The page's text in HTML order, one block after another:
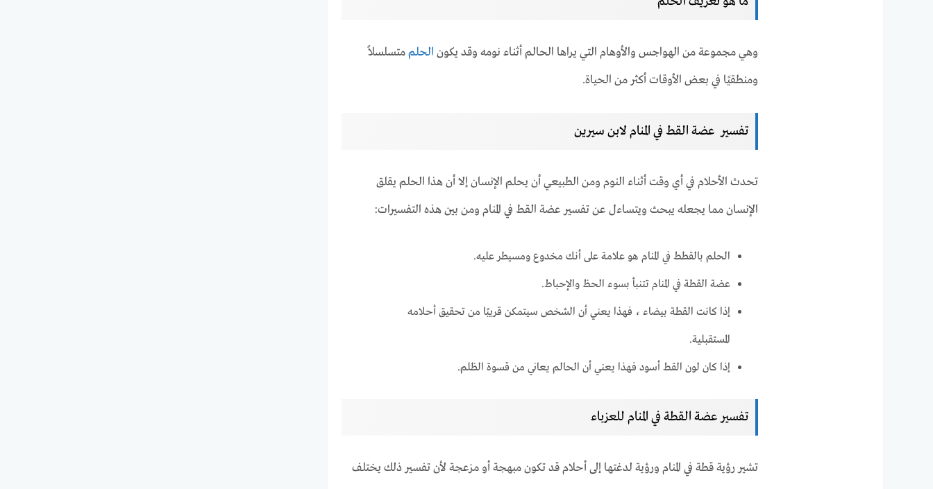
وهي مجموعة من الهواجس والأوهام التي يراها الحالم أثناء نومه وقد يكون الحلممتسلسلاً
ومنطقيًا في بعض الأوقات أكثر من الحياة.
تفسير عضة القط في المنام لابن سيرين
تحدث الأحلام في أي وقت أثناء النوم ومن الطبيعي أن يحلم الإنسان إلا أن هذا الحلم يقلق
الإنسان مما يجعله يبحث ويتساءل عن تفسير عضة القط في المنام ومن بين هذه التفسيرات:
الحلم بالقطط في المنام هو علامة على أنك مخدوع ومسيطر عليه.
عضة القطة في المنام تتنبأ بسوء الحظ والإحباط.
إذا كانت القطة بيضاء ، فهذا يعني أن الشخص سيتمكن قريبًا من تحقيق أحلامه
المستقبلية.
إذا كان لون القط أسود فهذا يعني أن الحالم يعاني من قسوة الظلم.
تفسير عضة القطة في المنام للعزباء
تشير رؤية قطة في المنام ورؤية لدغتها إلى أحلام قد تكون مبهجة أو مزعجة لأن تفسير ذلك يختلف